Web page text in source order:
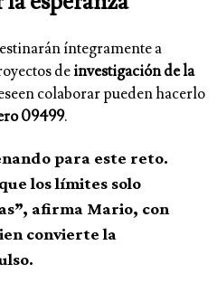
íntegramente a
deinvestigación de la
colaborar pueden hacerlo
09499.
para este reto.
los límites solo
afirma Mario, con
convierte la